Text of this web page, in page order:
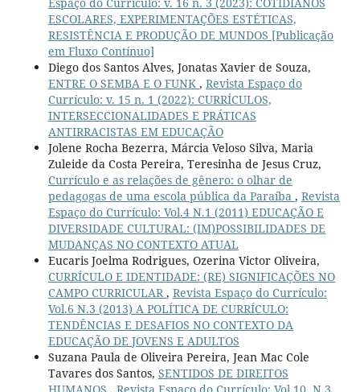
ESCOLARES, EXPERIMENTAÇÕES ESTÉTICAS,
RESISTÊNCIA E PRODUÇÃO DE MUNDOS [Publicação
em Fluxo Contínuo]
Diego dos Santos Alves, Jonatas Xavier de Souza,
ENTRE O SEMBA E O FUNK , Revista Espaço do
Currículo: v. 15 n. 1 (2022): CURRÍCULOS,
INTERSECCIONALIDADES E PRÁTICAS
ANTIRRACISTAS EM EDUCAÇÃO
Jolene Rocha Bezerra, Márcia Veloso Silva, Maria
Zuleide da Costa Pereira, Teresinha de Jesus Cruz,
Currículo e as relações de gênero: o olhar de
pedagogas de uma escola pública da Paraíba , Revista
Espaço do Currículo: Vol.4 N.1 (2011) EDUCAÇÃO E
DIVERSIDADE CULTURAL: (IM)POSSIBILIDADES DE
MUDANÇAS NO CONTEXTO ATUAL
Eucaris Joelma Rodrigues, Ozerina Victor Oliveira,
CURRÍCULO E IDENTIDADE: (RE) SIGNIFICAÇÕES NO
CAMPO CURRICULAR, Revista Espaço do Currículo:
Vol.6 N.3 (2013) A POLÍTICA DE CURRÍCULO:
TENDÊNCIAS E DESAFIOS NO CONTEXTO DA
EDUCAÇÃO DE JOVENS E ADULTOS
Suzana Paula de Oliveira Pereira, Jean Mac Cole
Tavares dos Santos, SENTIDOS DE DIREITOS